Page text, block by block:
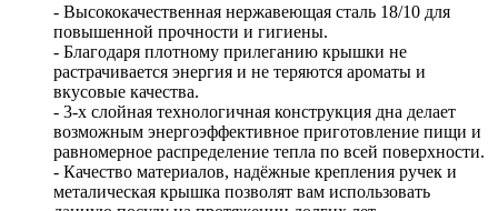
- Высококачественная нержавеющая сталь 18/10 для
повышенной прочности и гигиены.
- Благодаря плотному прилеганию крышки не
растрачивается энергия и не теряются ароматы и
вкусовые качества.
- 3-х слойная технологичная конструкция дна делает
возможным энергоэффективное приготовление пищи и
равномерное распределение тепла по всей поверхности.
- Качество материалов, надёжные крепления ручек и
металическая крышка позволят вам использовать